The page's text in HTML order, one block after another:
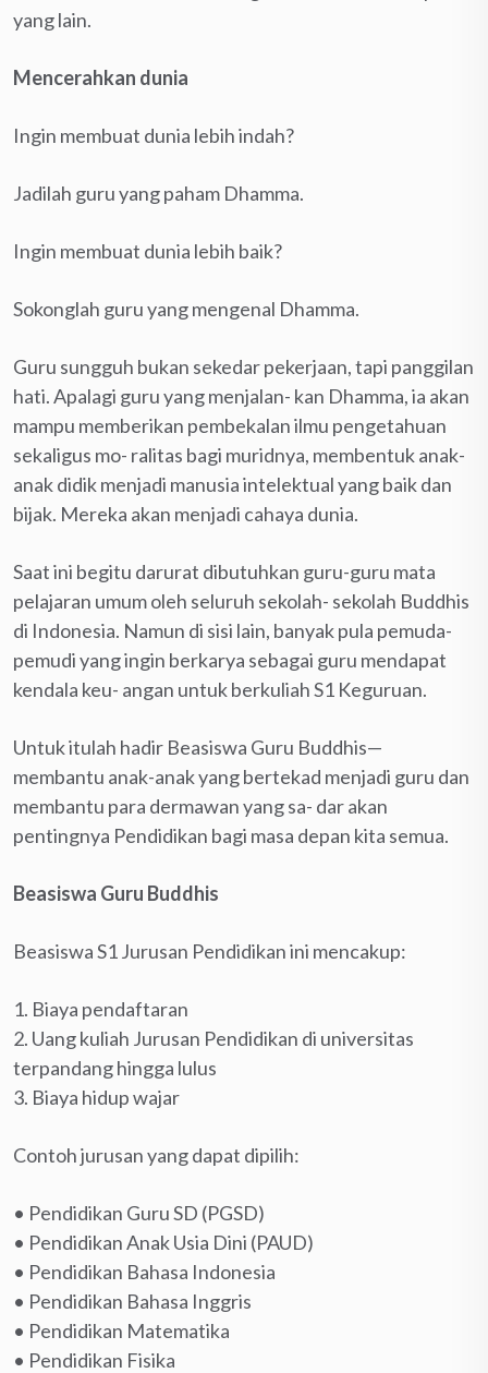
yang lain.
Mencerahkan dunia
Ingin membuat dunia lebih indah?
Jadilah guru yang paham Dhamma.
Ingin membuat dunia lebih baik?
Sokonglah guru yang mengenal Dhamma.
Guru sungguh bukan sekedar pekerjaan, tapi panggilan
hati. Apalagi guru yang menjalan- kan Dhamma, ia akan
mampu memberikan pembekalan ilmu pengetahuan
sekaligus mo- ralitas bagi muridnya, membentuk anak-
anak didik menjadi manusia intelektual yang baik dan
bijak. Mereka akan menjadi cahaya dunia.
Saat ini begitu darurat dibutuhkan guru-guru mata
pelajaran umum oleh seluruh sekolah- sekolah Buddhis
di Indonesia. Namun di sisi lain, banyak pula pemuda-
pemudi yang ingin berkarya sebagai guru mendapat
kendala keu- angan untuk berkuliah S1 Keguruan.
Untuk itulah hadir Beasiswa Guru Buddhis—
membantu anak-anak yang bertekad menjadi guru dan
membantu para dermawan yang sa- dar akan
pentingnya Pendidikan bagi masa depan kita semua.
Beasiswa Guru Buddhis
Beasiswa S1 Jurusan Pendidikan ini mencakup:
1. Biaya pendaftaran
2. Uang kuliah Jurusan Pendidikan di universitas
terpandang hingga lulus
3. Biaya hidup wajar
Contoh jurusan yang dapat dipilih:
• Pendidikan Guru SD (PGSD)
• Pendidikan Anak Usia Dini (PAUD)
• Pendidikan Bahasa Indonesia
• Pendidikan Bahasa Inggris
• Pendidikan Matematika
• Pendidikan Fisika